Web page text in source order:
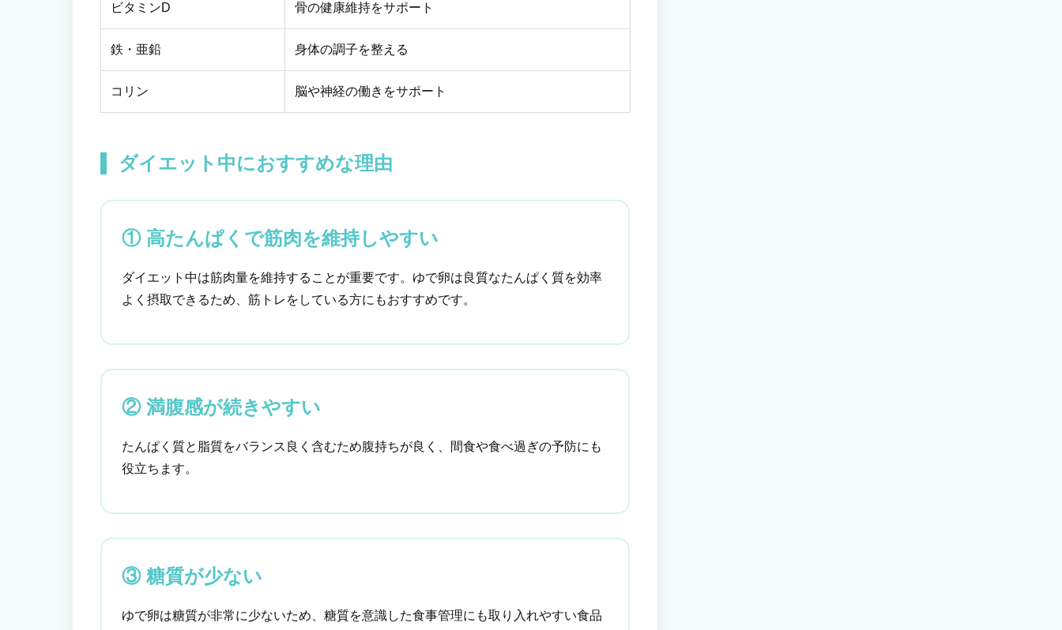
ビタミンD 骨の健康維持をサポート
鉄・亜鉛 身体の調子を整える
コリン 脳や神経の働きをサポート
ダイエット中におすすめな理由
① 高たんぱくで筋肉を維持しやすい
ダイエット中は筋肉量を維持することが重要です。ゆで卵は良質なたんぱく質を効率
よく摂取できるため、筋トレをしている方にもおすすめです。
② 満腹感が続きやすい
たんぱく質と脂質をバランス良く含むため腹持ちが良く、間食や食べ過ぎの予防にも
役立ちます。
③ 糖質が少ない
ゆで卵は糖質が非常に少ないため、糖質を意識した食事管理にも取り入れやすい食品